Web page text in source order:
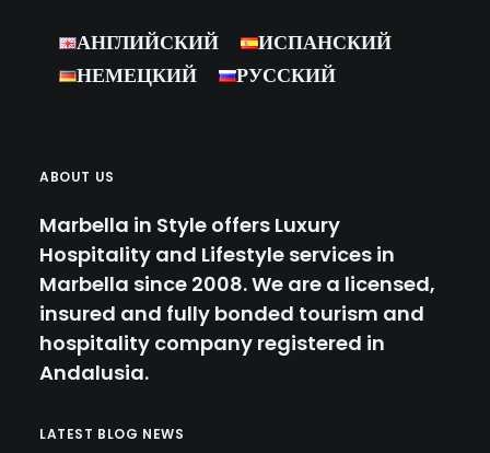
АНГЛИЙСКИЙ
ИСПАНСКИЙ
НЕМЕЦКИЙ
РУССКИЙ
ABOUT US
Marbella in Style offers Luxury
Hospitality and Lifestyle services in
Marbella since 2008. We are a licensed,
insured and fully bonded tourism and
hospitality company registered in
Andalusia.
LATEST BLOG NEWS